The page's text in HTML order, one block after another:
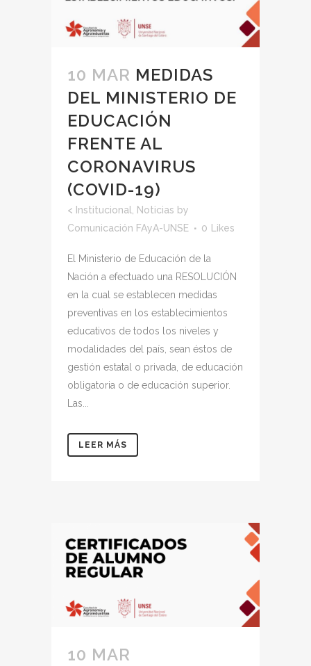
10 MAR MEDIDAS
DEL MINISTERIO DE
EDUCACIÓN
FRENTE AL
CORONAVIRUS
(COVID-19)
< Institucional Noticias by
Comunicación FAyA-UNSE
0 Likes
El Ministerio de Educación de la
Nación a efectuado una RESOLUCIÓN
en la cual se establecen medidas
preventivas en los establecimientos
educativos de todos los niveles y
modalidades del país, sean éstos de
gestión estatal o privada, de educación
obligatoria o de educación superior.
Las...
LEER MÁS
10 MAR